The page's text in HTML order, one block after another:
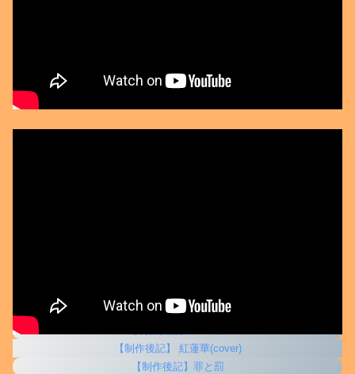
【制作後記】 紅蓮華(cover)
【制作後記】罪と罰